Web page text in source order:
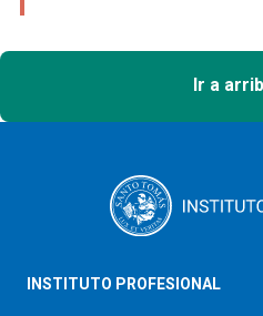
Ir a
INSTITUTO PROFESIONAL